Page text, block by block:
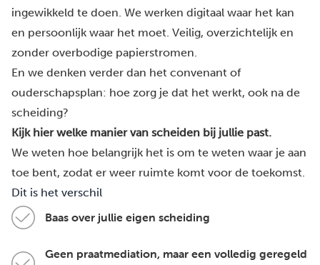
ingewikkeld te doen. We werken digitaal waar het kan
en persoonlijk waar het moet. Veilig, overzichtelijk en
zonder overbodige papierstromen.
En we denken verder dan het convenant of
ouderschapsplan: hoe zorg je dat het werkt, ook na de
scheiding?
Kijk hier welke manier van scheiden bij jullie past.
We weten hoe belangrijk het is om te weten waar je aan
toe bent, zodat er weer ruimte komt voor de toekomst.
Dit is het verschil
Baas over jullie eigen scheiding
Geen praatmediation, maar een volledig geregeld